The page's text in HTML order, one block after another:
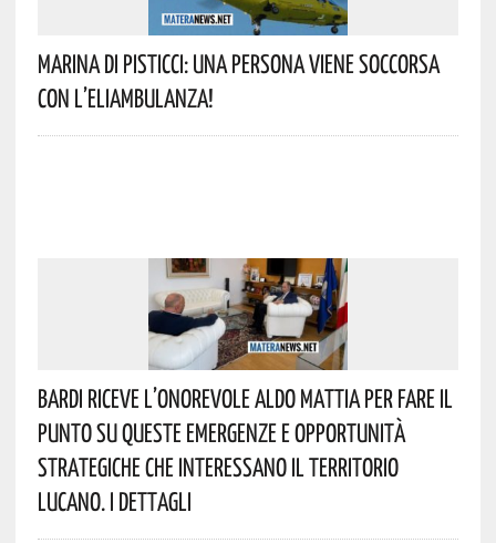
Marina Di Pisticci: Una Persona Viene Soccorsa
Con L’eliambulanza!
Bardi Riceve L’onorevole Aldo Mattia Per Fare Il
Punto Su Queste Emergenze E Opportunità
Strategiche Che Interessano Il Territorio
Lucano. I Dettagli